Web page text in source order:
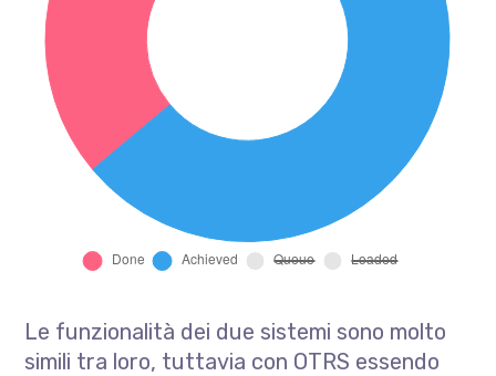
Le funzionalità dei due sistemi sono molto
simili tra loro, tuttavia con OTRS essendo